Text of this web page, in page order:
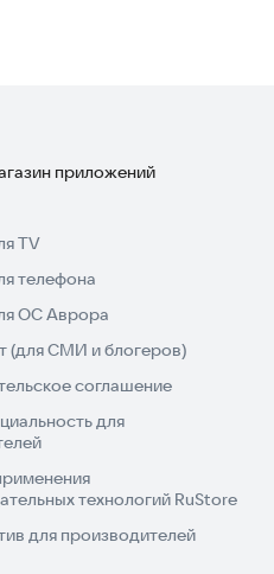
приложений
TV
телефона
ОС Аврора
(для СМИ и блогеров)
соглашение
для
технологий RuStore
для производителей